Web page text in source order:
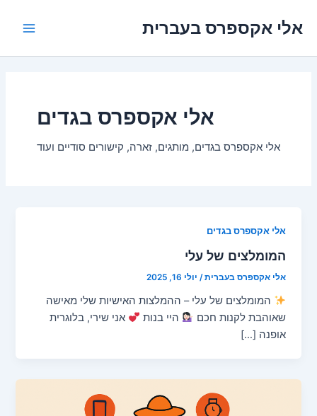
לתוכןאלי אקספרס בעברית
אלי אקספרס בגדים
אלי אקספרס בגדים, מותגים, זארה, קישורים סודיים ועוד
אלי אקספרס בגדים
המומלצים של עלי
אלי אקספרס בעברית/ יולי 16, 2025
המומלצים של עלי – ההמלצות האישיות שלי מאישה
שאוהבת לקנות חכם
היי בנות
אני שירי, בלוגרית
אופנה […]